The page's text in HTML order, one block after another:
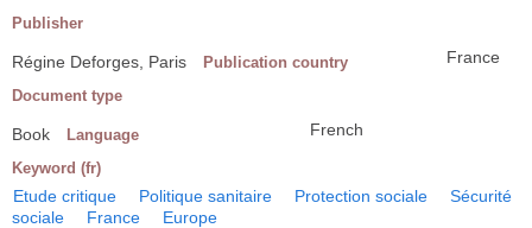
Publisher
Régine Deforges, Paris Publication country France
Document type
Book Language French
Keyword (fr)
Etude critique Politique sanitaire Protection sociale
Sécurité
sociale
France Europe